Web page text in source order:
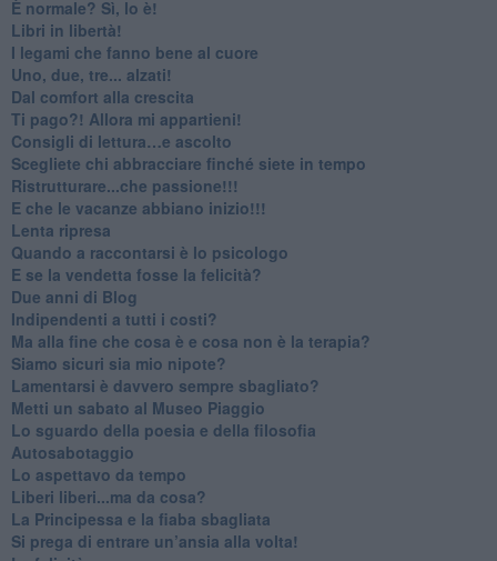
​È normale? Sì, lo è!
​Libri in libertà!
​I legami che fanno bene al cuore
Uno, due, tre... alzati!​
​Dal comfort alla crescita
​Ti pago?! Allora mi appartieni!​
​Consigli di lettura…e ascolto
​Scegliete chi abbracciare finché siete in tempo
​Ristrutturare...che passione!!!
​E che le vacanze abbiano inizio!!!
​Lenta ripresa
​Quando a raccontarsi è lo psicologo
​E se la vendetta fosse la felicità?
​Due anni di Blog
​Indipendenti a tutti i costi?
​Ma alla fine che cosa è e cosa non è la terapia?
​Siamo sicuri sia mio nipote?
​Lamentarsi è davvero sempre sbagliato?
​Metti un sabato al Museo Piaggio
​Lo sguardo della poesia e della filosofia
Autosabotaggio
​Lo aspettavo da tempo
​Liberi liberi...ma da cosa?
​La Principessa e la fiaba sbagliata
Si prega di entrare un’ansia alla volta!